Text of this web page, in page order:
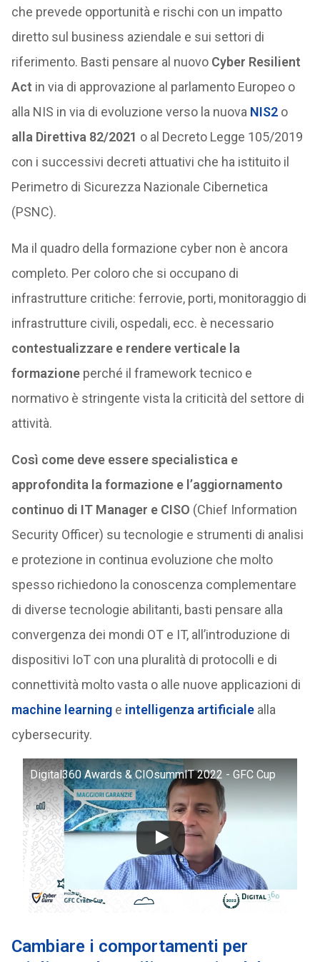
che prevede opportunità e rischi con un impatto
diretto sul business aziendale e sui settori di
riferimento. Basti pensare al nuovo Cyber Resilient
Act in via di approvazione al parlamento Europeo o
alla NIS in via di evoluzione verso la nuova NIS2o
alla Direttiva 82/2021 o al Decreto Legge 105/2019
con i successivi decreti attuativi che ha istituito il
Perimetro di Sicurezza Nazionale Cibernetica
(PSNC).
Ma il quadro della formazione cyber non è ancora
completo. Per coloro che si occupano di
infrastrutture critiche: ferrovie, porti, monitoraggio di
infrastrutture civili, ospedali, ecc. è necessario
contestualizzare e rendere verticale la
formazioneperché il framework tecnico e
normativo è stringente vista la criticità del settore di
attività.
Così come deve essere specialistica e
approfondita la formazione e l’aggiornamento
continuo di IT Manager e CISO (Chief Information
Security Officer) su tecnologie e strumenti di analisi
e protezione in continua evoluzione che molto
spesso richiedono la conoscenza complementare
di diverse tecnologie abilitanti, basti pensare alla
convergenza dei mondi OT e IT, all’introduzione di
dispositivi IoT con una pluralità di protocolli e di
connettività molto vasta o alle nuove applicazioni di
machine learninge intelligenza artificialealla
cybersecurity.
Digital360 Awards & CIOsummIT 2022 - GFC Cup
Cambiare i comportamenti per